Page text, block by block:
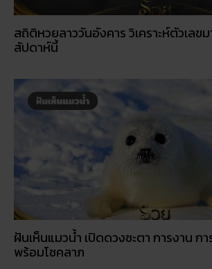
ฝันเห็นแมวน้ำ เปิดดวงชะตา การงาน ก
พร้อมโชคลาภ